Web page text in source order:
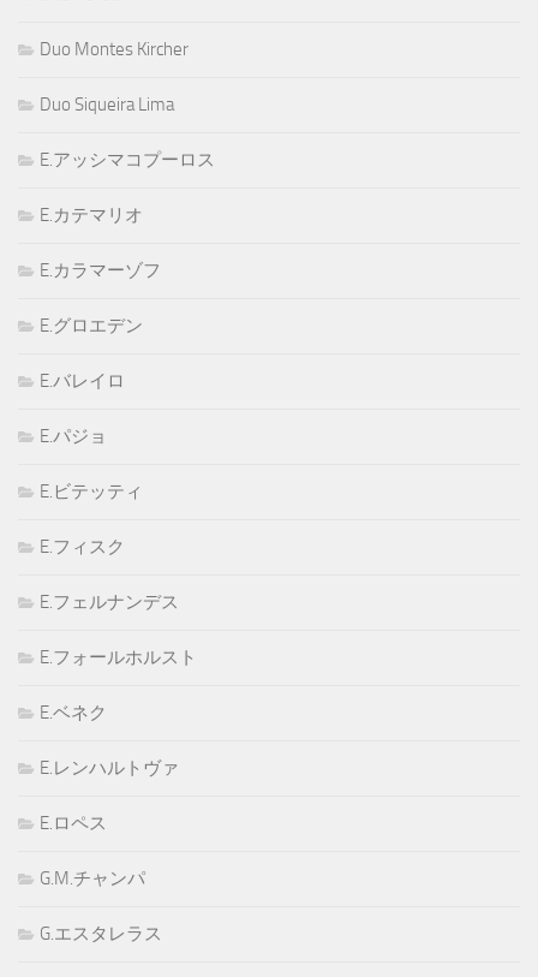
Duo Montes Kircher
Duo Siqueira Lima
E.アッシマコプーロス
E.カテマリオ
E.カラマーゾフ
E.グロエデン
E.バレイロ
E.パジョ
E.ビテッティ
E.フィスク
E.フェルナンデス
E.フォールホルスト
E.ベネク
E.レンハルトヴァ
E.ロペス
G.M.チャンパ
G.エスタレラス